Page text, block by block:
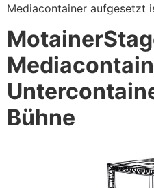
Mediacontainer aufgesetzt
Bühne